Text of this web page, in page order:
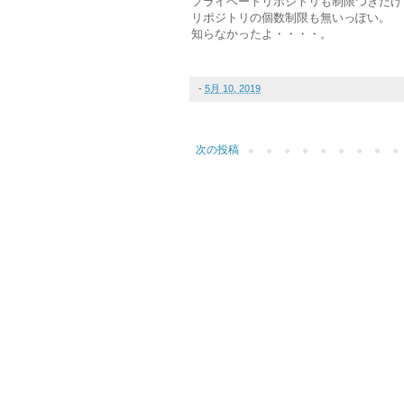
リポジトリの個数制限も無いっぽい。
知らなかったよ・・・・。
- 5月 10, 2019
次の投稿